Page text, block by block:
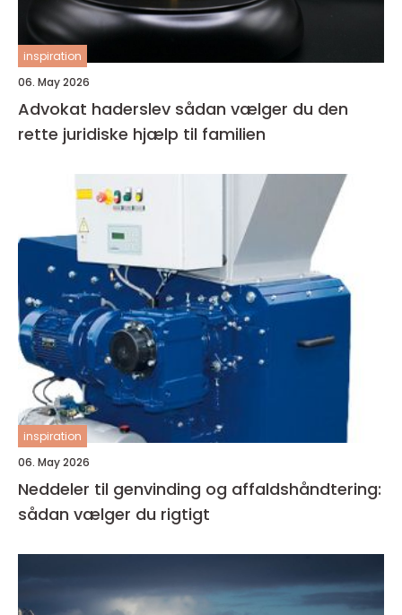
inspiration
06. May 2026
Advokat haderslev sådan vælger du den
rette juridiske hjælp til familien
inspiration
06. May 2026
Neddeler til genvinding og affaldshåndtering:
sådan vælger du rigtigt